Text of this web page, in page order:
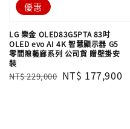
優惠
LG 樂金 OLED83G5PTA 83吋
OLED evo AI 4K 智慧顯示器 G5
零間隙藝廊系列 公司貨 贈壁掛安
裝
Regular
NT$ 229,000 Sale
NT$ 177,900